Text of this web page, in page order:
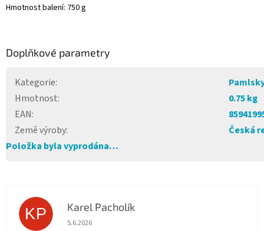
Hmotnost balení: 750 g
Doplňkové parametry
Kategorie:
Hmotnost:
0.75 kg
EAN:
Země výroby:
Česká
Položka byla vyprodána…
KP Karel Pacholík
Hodnocení obchodu je 4 z 5 hvězdiček.
5.6.2026